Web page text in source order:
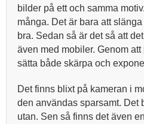
bilder på ett och samma
många. Det är bara att
bra. Sedan så är det så att
även med mobiler. Genom
sätta både skärpa och
Det finns blixt på kameran i
den användas sparsamt. Det
utan. Sen så finns det även